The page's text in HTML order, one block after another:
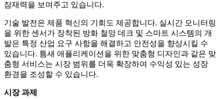
잠재력을 보여주고 있습니다.
기술 발전은 제품 혁신의 기회도 제공합니다. 실시간 모니터링
을 위한 센서가 장착된 방화 철망 데크 및 스마트 시스템의 개
발은 특정 산업 요구 사항을 해결하고 안전성을 향상시킬 수
있습니다. 틈새 애플리케이션을 위한 맞춤형 디자인과 같은 맞
춤형 서비스는 시장 범위를 더욱 확장하여 수익성 있는 성장
환경을 조성할 수 있습니다.
시장 과제